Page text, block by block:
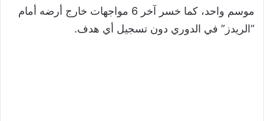
موسم واحد، كما خسر آخر 6 مواجهات خارج أرضه أمام
“الريدز” في الدوري دون تسجيل أي هدف.